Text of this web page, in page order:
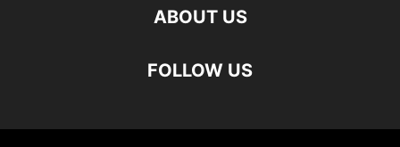
ABOUT US
FOLLOW US